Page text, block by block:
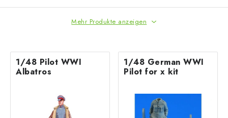
Mehr Produkte anzeigen
1/48 Pilot WWI
Albatros
1/48 German WWI
Pilot for x kit